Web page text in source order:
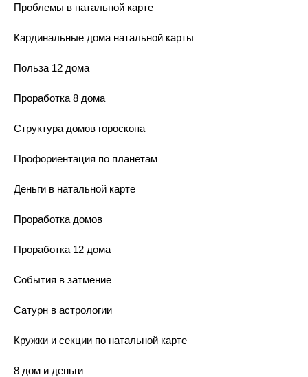
Проблемы в натальной карте
Кардинальные дома натальной карты
Польза 12 дома
Проработка 8 дома
Структура домов гороскопа
Профориентация по планетам
Деньги в натальной карте
Проработка домов
Проработка 12 дома
События в затмение
Сатурн в астрологии
Кружки и секции по натальной карте
8 дом и деньги